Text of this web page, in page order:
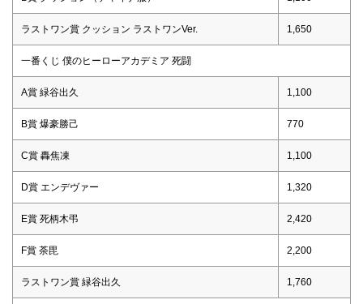
ラストワン賞 クッション ラストワンVer. 1,650
一番くじ 僕のヒーローアカデミア 死闘
A賞 緑谷出久 1,100
B賞 爆豪勝己 770
C賞 轟焦凍 1,100
D賞 エンデヴァー 1,320
E賞 死柄木弔 2,420
F賞 荼毘 2,200
ラストワン賞 緑谷出久 1,760